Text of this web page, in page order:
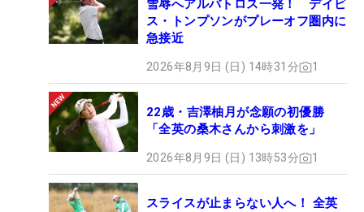
雪辱へアルバトロス一発！ デイビ
ス・トンプソンがプレーオフ圏内に
急接近
2026年8月9日 (日) 14時31分 1
22歳・吉澤柚月が念願の初優勝
「全英の桑木さんから刺激を」
2026年8月9日 (日) 13時53分 1
スライスが止まらない人へ！ 全英